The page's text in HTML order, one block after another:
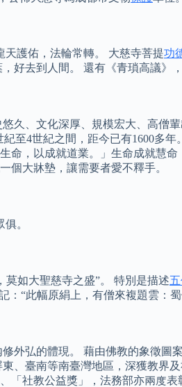
護佑，法輪常轉。 大慈寺菩提功
好去到人間。 還有《青瑣高議》
、文化深厚、規模宏大、高僧
至4世紀之間，距今已有1600多
，以成就道業。」生命成就慧
個大牀墊，讓需要者愛不釋手。
。
莫如大聖慈寺之盛”。 特別是描述
“此幅原絹上，有僧來複題雲：
外弘的體現。 藉由佛教的象徵圖
、臺南等南臺灣地區，深獲教界
社教公益獎」，法務部亦兩度